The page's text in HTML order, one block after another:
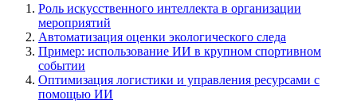
Роль искусственного интеллекта в организации
мероприятий
Автоматизация оценки экологического следа
Пример: использование ИИ в крупном спортивном
событии
Оптимизация логистики и управления ресурсами с
помощью ИИ